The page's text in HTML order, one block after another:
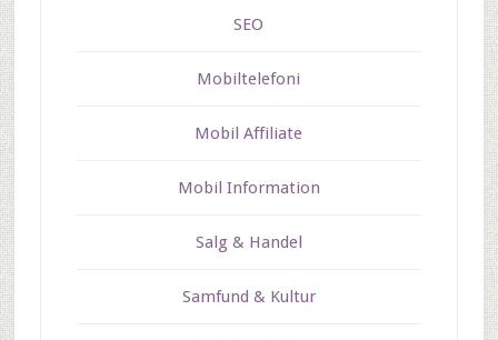
SEO
Mobiltelefoni
Mobil Affiliate
Mobil Information
Salg & Handel
Samfund & Kultur